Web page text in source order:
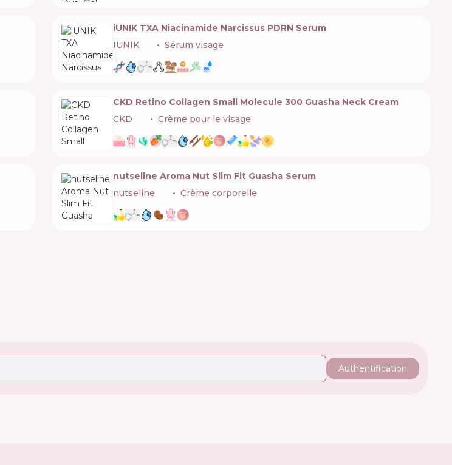
iUNIK TXA Niacinamide Narcissus PDRN Serum
IUNIK
Sérum visage
CKD Retino Collagen Small Molecule 300 Guasha Neck Cream
CKD
Crème pour le visage
nutseline Aroma Nut Slim Fit Guasha Serum
nutseline
Crème corporelle
Authentification